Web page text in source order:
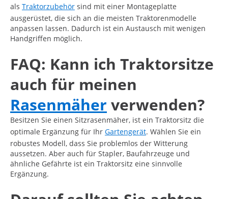
als Traktorzubehör sind mit einer Montageplatte
ausgerüstet, die sich an die meisten Traktorenmodelle
anpassen lassen. Dadurch ist ein Austausch mit wenigen
Handgriffen möglich.
FAQ: Kann ich Traktorsitze
auch für meinen
Rasenmäher verwenden?
Besitzen Sie einen Sitzrasenmäher, ist ein Traktorsitz die
optimale Ergänzung für Ihr Gartengerät. Wählen Sie ein
robustes Modell, dass Sie problemlos der Witterung
aussetzen. Aber auch für Stapler, Baufahrzeuge und
ähnliche Gefährte ist ein Traktorsitz eine sinnvolle
Ergänzung.